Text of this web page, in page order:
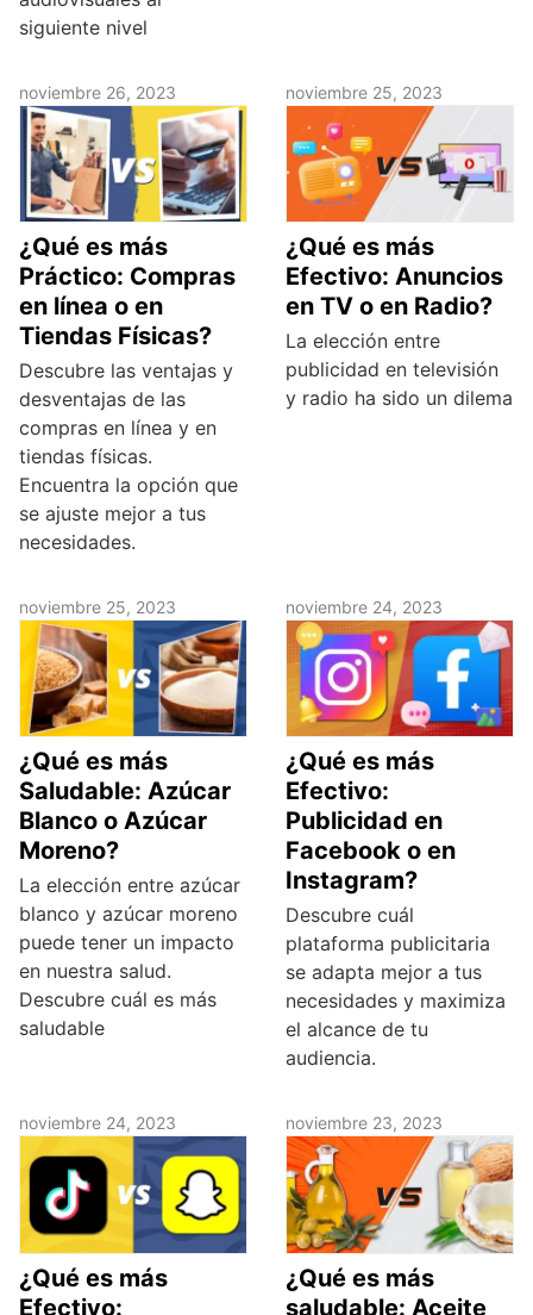
siguiente nivel
noviembre 26, 2023
¿Qué es más
Práctico: Compras
en línea o en
Tiendas Físicas?
Descubre las ventajas y
desventajas de las
compras en línea y en
tiendas físicas.
Encuentra la opción que
se ajuste mejor a tus
necesidades.
noviembre 25, 2023
¿Qué es más
Efectivo: Anuncios
en TV o en Radio?
La elección entre
publicidad en televisión
y radio ha sido un dilema
noviembre 25, 2023
¿Qué es más
Saludable: Azúcar
Blanco o Azúcar
Moreno?
La elección entre azúcar
blanco y azúcar moreno
puede tener un impacto
en nuestra salud.
Descubre cuál es más
saludable
noviembre 24, 2023
¿Qué es más
Efectivo:
Publicidad en
Facebook o en
Instagram?
Descubre cuál
plataforma publicitaria
se adapta mejor a tus
necesidades y maximiza
el alcance de tu
audiencia.
noviembre 24, 2023
¿Qué es más
Efectivo:
noviembre 23, 2023
¿Qué es más
saludable: Aceite